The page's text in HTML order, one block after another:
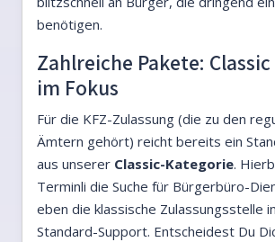
benötigen.
Zahlreiche Pakete:
im Fokus
Für die KFZ-Zulassung (die zu den
Ämtern gehört) reicht bereits ein
aus unserer Classic-Kategorie.
Terminli die Suche für Bürgerbüro-
eben die klassische Zulassungsstelle
Standard-Support. Entscheidest Du